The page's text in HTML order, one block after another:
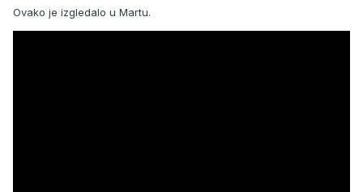
Ovako je izgledalo u Martu.